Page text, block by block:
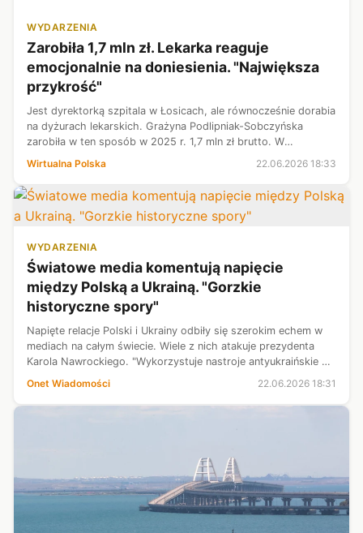
WYDARZENIA
Zarobiła 1,7 mln zł. Lekarka reaguje
emocjonalnie na doniesienia. "Największa
przykrość"
Jest dyrektorką szpitala w Łosicach, ale równocześnie dorabia
na dyżurach lekarskich. Grażyna Podlipniak-Sobczyńska
zarobiła w ten sposób w 2025 r. 1,7 mln zł brutto. W
Wirtualna Polska 22.06.2026 18:33
WYDARZENIA
Światowe media komentują napięcie
między Polską a Ukrainą. "Gorzkie
historyczne spory"
Napięte relacje Polski i Ukrainy odbiły się szerokim echem w
mediach na całym świecie. Wiele z nich atakuje prezydenta
Karola Nawrockiego. "Wykorzystuje nastroje antyukraińskie do
osiągnięcia korzyści wyborczych" — komentuje amerykańska
Onet Wiadomości 22.06.2026 18:31